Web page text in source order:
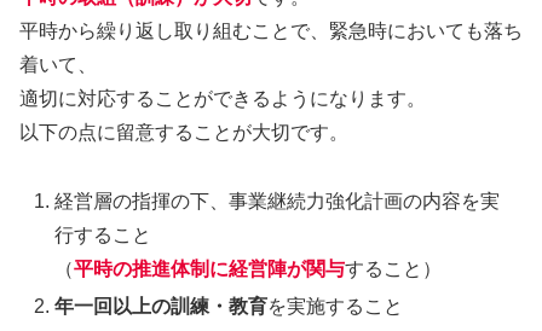
平時から繰り返し取り組むことで、緊急時においても落ち
着いて、
適切に対応することができるようになります。
以下の点に留意することが大切です。
経営層の指揮の下、事業継続力強化計画の内容を実
行すること
（平時の推進体制に経営陣が関与すること）
年一回以上の訓練・教育を実施すること